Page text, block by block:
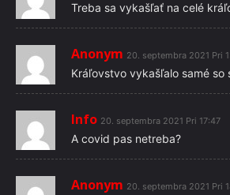
Treba sa vykašľať na celé
Anonym 20. septembra 2021 Pri
Kráľovstvo vykašľalo samé so
Info 20. septembra 2021 Pri 17:47
A covid pas netreba?
Anonym 20. septembra 2021 Pri